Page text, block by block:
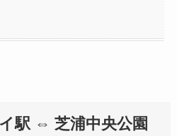
駅 ⇔ 芝浦中央公園